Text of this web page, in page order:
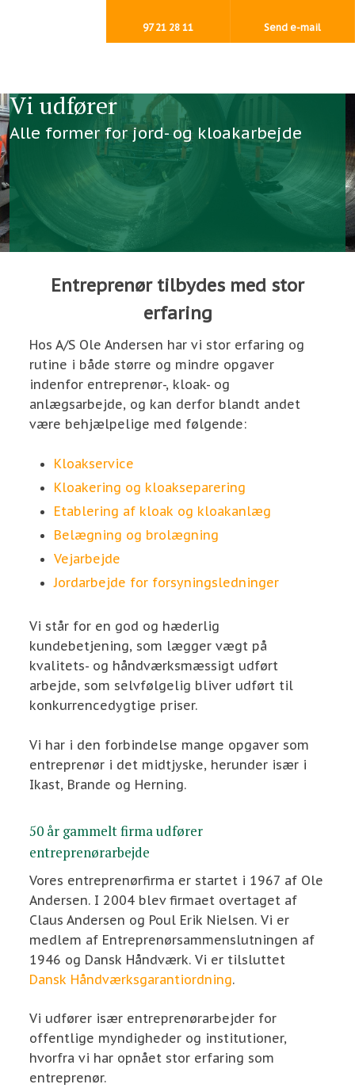
97 21 28 11 Send e-mail
Vi udfører
Alle former for jord- og kloakarbejde
Entreprenør tilbydes med stor
erfaring
Hos A/S Ole Andersen har vi stor erfaring og
rutine i både større og mindre opgaver
indenfor entreprenør-, kl​oak- og
anlægsarbejde, og kan derfor blandt andet
være behjælpelige med følgende:
Kloakservice
Kloakering og kloakseparering
Etablering af kloak og kloakanlæg
​Belægning og brolægning
Vejarbejde
Jordarbejde for forsynin​gsledninger
Vi står for en god og hæderlig
kundebetjening, som lægger vægt på
kvalitets- og håndværksmæssigt udført
arbejde, som selvfølgelig bliver udført til
konkurrencedygtige priser.
Vi har i den forbindelse mange opgaver som
entreprenør i det midtjyske, herunder især i
Ikast, Brande og Herning.
50 år gammelt firma udfører
entreprenørarbejde
​Vores entreprenørfirma er startet i 1967 af Ole
Andersen. I 2004 blev firmaet overtaget af
Claus Andersen og Poul Erik Nielsen. Vi er
medlem af Entreprenørsammenslutningen af
1946 og Dansk Håndværk. Vi er tilsluttet
Dansk Håndværksgarantiordning​.
Vi udfører især entreprenørarbejder for
offentlige myndigheder og institutioner,
hvorfra vi har opnået stor erfaring som
entreprenør.